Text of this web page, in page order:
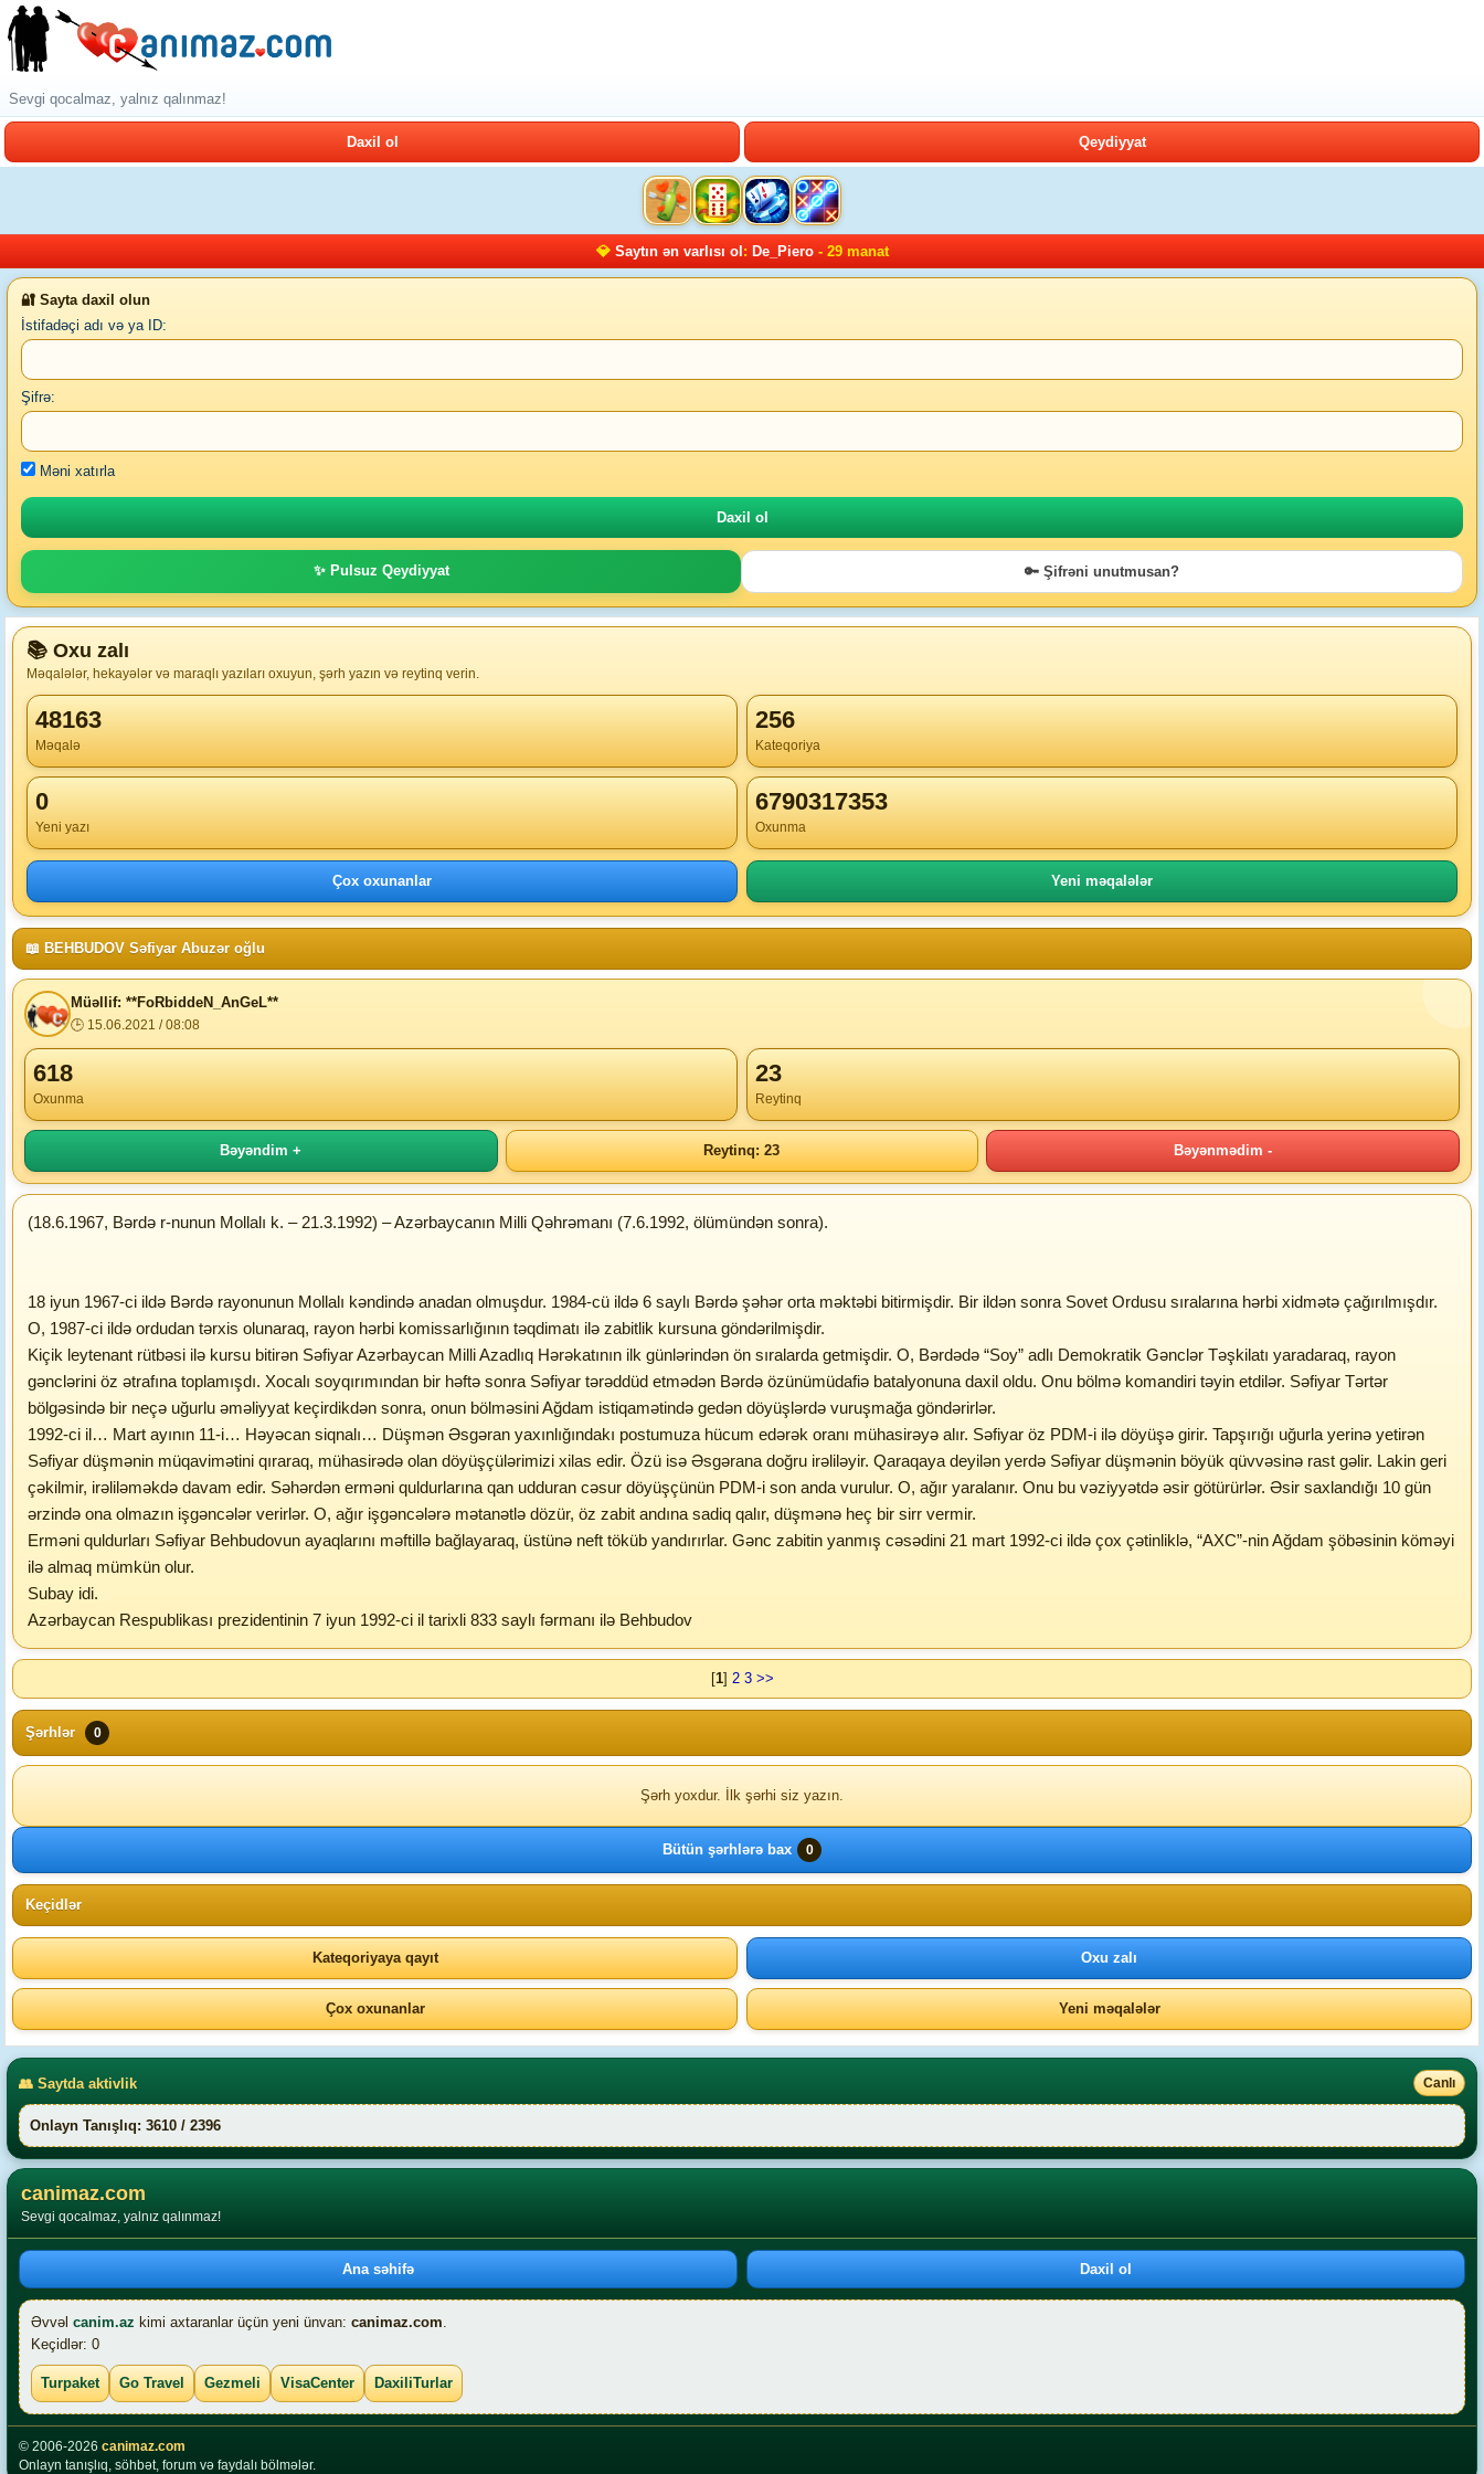
Sevgi qocalmaz, yalnız qalınmaz!
Daxil ol Qeydiyyat
💎 Saytın ən varlısı ol : De_Piero- 29 manat
🔐 Sayta daxil olun
İstifadəçi adı və ya ID:
Şifrə:
Məni xatırla
✨ Pulsuz Qeydiyyat 🔑 Şifrəni unutmusan?
📚 Oxu zalı
Məqalələr, hekayələr və maraqlı yazıları oxuyun, şərh yazın və reytinq verin.
48163
Məqalə
256
Kateqoriya
0
Yeni yazı
6790317353
Oxunma
Çox oxunanlar Yeni məqalələr
📖 BEHBUDOV Səfiyar Abuzər oğlu
Müəllif: **FoRbiddeN_AnGeL**
🕒 15.06.2021 / 08:08
618
Oxunma
23
Reytinq
Bəyəndim + Reytinq: 23 Bəyənmədim -
(18.6.1967, Bərdə r-nunun Mollalı k. – 21.3.1992) – Azərbaycanın Milli Qəhrəmanı (7.6.1992, ölümündən sonra).
18 iyun 1967-ci ildə Bərdə rayonunun Mollalı kəndində anadan olmuşdur. 1984-cü ildə 6 saylı Bərdə şəhər orta məktəbi bitirmişdir. Bir ildən sonra Sovet Ordusu sıralarına hərbi xidmətə çağırılmışdır.
O, 1987-ci ildə ordudan tərxis olunaraq, rayon hərbi komissarlığının təqdimatı ilə zabitlik kursuna göndərilmişdir.
Kiçik leytenant rütbəsi ilə kursu bitirən Səfiyar Azərbaycan Milli Azadlıq Hərəkatının ilk günlərindən ön sıralarda getmişdir. O, Bərdədə “Soy” adlı Demokratik Gənclər Təşkilatı yaradaraq, rayon
gənclərini öz ətrafına toplamışdı. Xocalı soyqırımından bir həftə sonra Səfiyar tərəddüd etmədən Bərdə özünümüdafiə batalyonuna daxil oldu. Onu bölmə komandiri təyin etdilər. Səfiyar Tərtər
bölgəsində bir neçə uğurlu əməliyyat keçirdikdən sonra, onun bölməsini Ağdam istiqamətində gedən döyüşlərdə vuruşmağa göndərirlər.
1992-ci il… Mart ayının 11-i… Həyəcan siqnalı… Düşmən Əsgəran yaxınlığındakı postumuza hücum edərək oranı mühasirəyə alır. Səfiyar öz PDM-i ilə döyüşə girir. Tapşırığı uğurla yerinə yetirən
Səfiyar düşmənin müqavimətini qıraraq, mühasirədə olan döyüşçülərimizi xilas edir. Özü isə Əsgərana doğru irəliləyir. Qaraqaya deyilən yerdə Səfiyar düşmənin böyük qüvvəsinə rast gəlir. Lakin geri
çəkilmir, irəliləməkdə davam edir. Səhərdən erməni quldurlarına qan udduran cəsur döyüşçünün PDM-i son anda vurulur. O, ağır yaralanır. Onu bu vəziyyətdə əsir götürürlər. Əsir saxlandığı 10 gün
ərzində ona olmazın işgəncələr verirlər. O, ağır işgəncələrə mətanətlə dözür, öz zabit andına sadiq qalır, düşmənə heç bir sirr vermir.
Erməni quldurları Səfiyar Behbudovun ayaqlarını məftillə bağlayaraq, üstünə neft töküb yandırırlar. Gənc zabitin yanmış cəsədini 21 mart 1992-ci ildə çox çətinliklə, “AXC”-nin Ağdam şöbəsinin köməyi
ilə almaq mümkün olur.
Subay idi.
Azərbaycan Respublikası prezidentinin 7 iyun 1992-ci il tarixli 833 saylı fərmanı ilə Behbudov
[1] 2 3 >>
Şərhlər 0
Şərh yoxdur. İlk şərhi siz yazın.
Bütün şərhlərə bax 0
Keçidlər
Kateqoriyaya qayıt Oxu zalı
Çox oxunanlar Yeni məqalələr
👥 Saytda aktivlik Canlı
Onlayn Tanışlıq: 3610 / 2396
canimaz.com
Sevgi qocalmaz, yalnız qalınmaz!
Ana səhifə Daxil ol
Əvvəl canim.az kimi axtaranlar üçün yeni ünvan: canimaz.com.
Keçidlər: 0
Turpaket Go Travel Gezmeli VisaCenter DaxiliTurlar
© 2006-2026 canimaz.com
Onlayn tanışlıq, söhbət, forum və faydalı bölmələr.